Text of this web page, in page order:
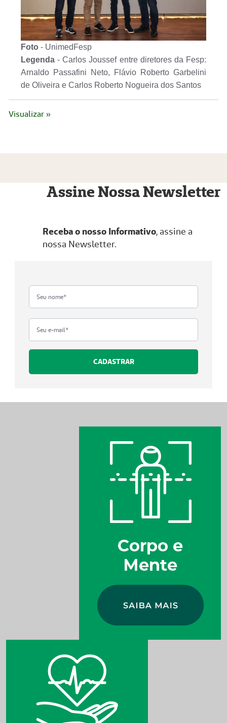
Foto - UnimedFesp
Legenda- Carlos Joussef entre diretores da Fesp:
Arnaldo Passafini Neto, Flávio Roberto Garbelini
de Oliveira e Carlos Roberto Nogueira dos Santos
Visualizar »
Assine Nossa Newsletter
Receba o nosso Informativo, assine a
nossa Newsletter.
CADASTRAR